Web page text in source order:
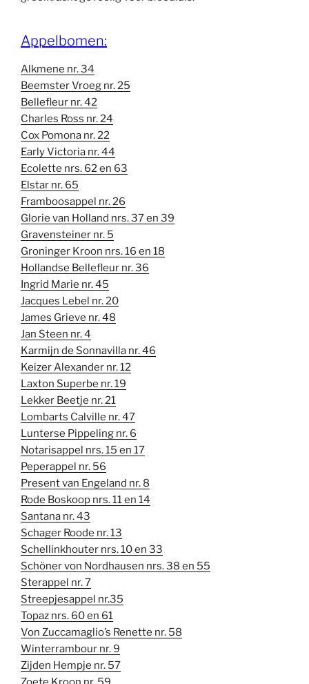
Appelbomen:
Alkmene nr. 34
Beemster Vroeg nr. 25
Bellefleur nr. 42
Charles Ross nr. 24
Cox Pomona nr. 22
Early Victoria nr. 44
Ecolette nrs. 62 en 63
Elstar nr. 65
Framboosappel nr. 26
Glorie van Holland nrs. 37 en 39
Gravensteiner nr. 5
Groninger Kroon nrs. 16 en 18
Hollandse Bellefleur nr. 36
Ingrid Marie nr. 45
Jacques Lebel nr. 20
James Grieve nr. 48
Jan Steen nr. 4
Karmijn de Sonnavilla nr. 46
Keizer Alexander nr. 12
Laxton Superbe nr. 19
Lekker Beetje nr. 21
Lombarts Calville nr. 47
Lunterse Pippeling nr. 6
Notarisappel nrs. 15 en 17
Peperappel nr. 56
Present van Engeland nr. 8
Rode Boskoop nrs. 11 en 14
Santana nr. 43
Schager Roode nr. 13
Schellinkhouter nrs. 10 en 33
Schöner von Nordhausen nrs. 38 en 55
Sterappel nr. 7
Streepjesappel nr.35
Topaz nrs. 60 en 61
Von Zuccamaglio’s Renette nr. 58
Winterrambour nr. 9
Zijden Hempje nr. 57